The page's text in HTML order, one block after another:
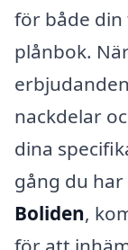
för både din
plånbok.
nackdelar
dina
gång du
Boliden,